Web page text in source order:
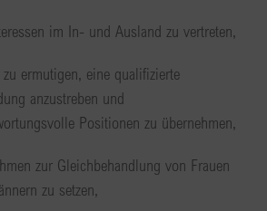
im In- und Ausland zu vertreten,
zu ermutigen, eine qualifizierte
anzustreben und
Positionen zu übernehmen,
zur Gleichbehandlung von Frauen
zu setzen,